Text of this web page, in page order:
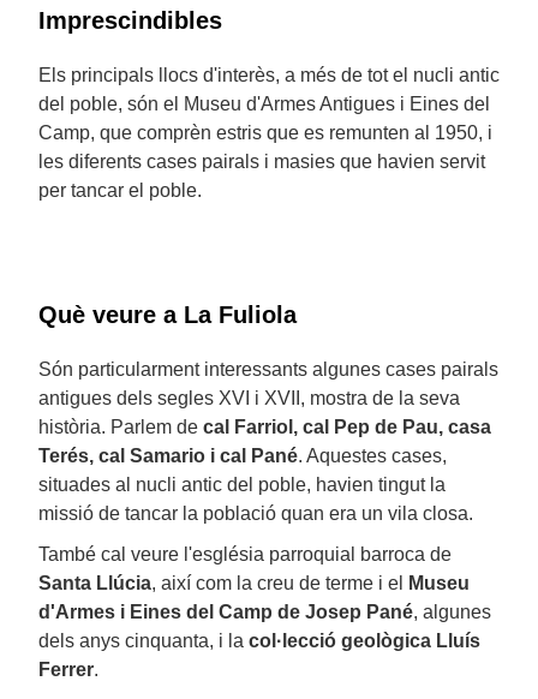
Imprescindibles
Els principals llocs d'interès, a més de tot el nucli antic
del poble, són el Museu d'Armes Antigues i Eines del
Camp, que comprèn estris que es remunten al 1950, i
les diferents cases pairals i masies que havien servit
per tancar el poble.
Què veure a La Fuliola
Són particularment interessants algunes cases pairals
antigues dels segles XVI i XVII, mostra de la seva
història. Parlem de cal Farriol, cal Pep de Pau, casa
Terés, cal Samario i cal Pané. Aquestes cases,
situades al nucli antic del poble, havien tingut la
missió de tancar la població quan era un vila closa.
També cal veure l'església parroquial barroca de
Santa Llúcia, així com la creu de terme i el
Museu
d'Armes i Eines del Camp de Josep Pané, algunes
dels anys cinquanta, i la col·lecció geològica Lluís
Ferrer.